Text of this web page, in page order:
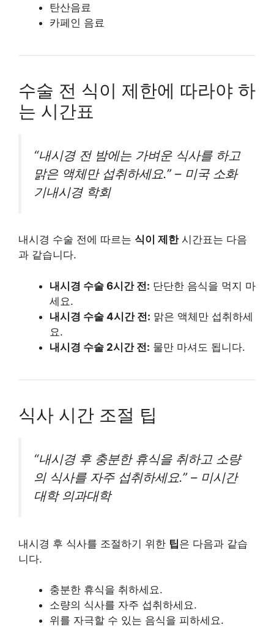
탄산음료
카페인 음료
수술 전 식이 제한에 따라야 하
는 시간표
“내시경 전 밤에는 가벼운 식사를 하고
맑은 액체만 섭취하세요.” – 미국 소화
기내시경 학회
내시경 수술 전에 따르는 식이 제한시간표는 다음
과 같습니다.
내시경 수술 6시간 전: 단단한 음식을 먹지 마
세요.
내시경 수술 4시간 전: 맑은 액체만 섭취하세
요.
내시경 수술 2시간 전: 물만 마셔도 됩니다.
식사 시간 조절 팁
“내시경 후 충분한 휴식을 취하고 소량
의 식사를 자주 섭취하세요.” – 미시간
대학 의과대학
내시경 후 식사를 조절하기 위한 팁은 다음과 같습
니다.
충분한 휴식을 취하세요.
소량의 식사를 자주 섭취하세요.
위를 자극할 수 있는 음식을 피하세요.